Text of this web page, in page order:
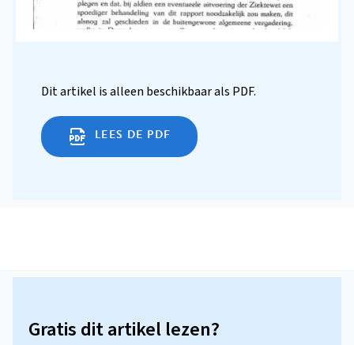
Dit artikel is alleen beschikbaar als PDF.
LEES DE PDF
Gratis dit artikel lezen?